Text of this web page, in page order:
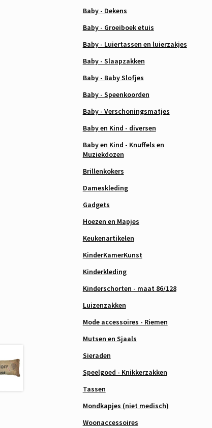
Baby - Dekens
Baby - Groeiboek etuis
Baby - Luiertassen en luierzakjes
Baby - Slaapzakken
Baby - Baby Slofjes
Baby - Speenkoorden
Baby - Verschoningsmatjes
Baby en Kind - diversen
Baby en Kind - Knuffels en
Muziekdozen
Brillenkokers
Dameskleding
Gadgets
Hoezen en Mapjes
Keukenartikelen
KinderKamerKunst
Kinderkleding
Kinderschorten - maat 86/128
Luizenzakken
Mode accessoires - Riemen
Mutsen en Sjaals
Sieraden
Speelgoed - Knikkerzakken
Tassen
Mondkapjes (niet medisch)
Woonaccessoires